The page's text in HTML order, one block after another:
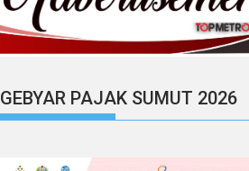
GEBYAR PAJAK SUMUT 2026